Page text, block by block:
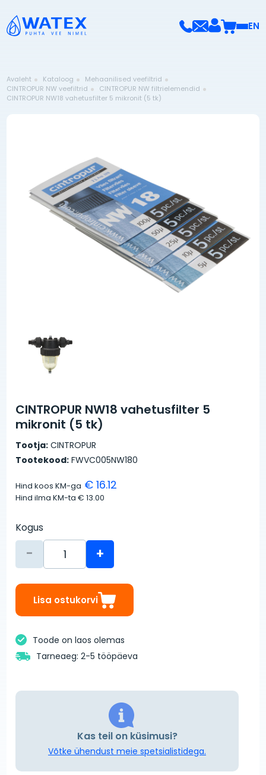
EN
Avaleht Kataloog
Mehaanilised veefiltrid
CINTROPUR NW veefiltrid
CINTROPUR NW filtrielemendid
CINTROPUR NW18 vahetusfilter 5 mikronit (5 tk)
CINTROPUR NW18 vahetusfilter 5
mikronit (5 tk)
Tootja: CINTROPUR
Tootekood: FWVC005NW180
Hind koos KM-ga € 16.12
Hind ilma KM-ta€ 13.00
Kogus
- +
Lisa ostukorvi
Toode on laos olemas
Tarneaeg: 2-5 tööpäeva
Kas teil on küsimusi?
Võtke ühendust meie spetsialistidega.